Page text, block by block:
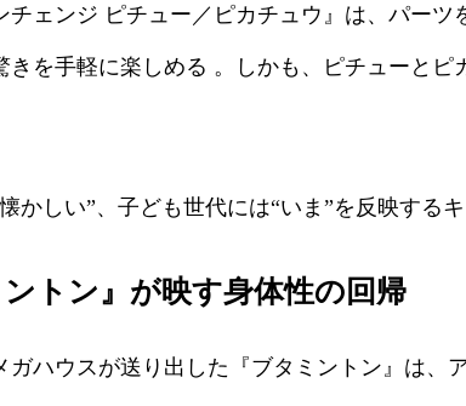
ェンジ ピチュー／ピカチュウ』は、パー
きを手軽に楽しめる 。しかも、ピチューと
かしい”、子ども世代には“いま”を反映す
ントン』が映す身体性の回帰
ハウスが送り出した『ブタミントン』は、